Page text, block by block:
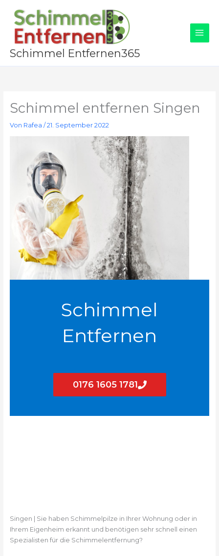
Inhalt
springen
Schimmel Entfernen365
Schimmel entfernen Singen
Von Rafea /21. September 2022
Schimmel
Entfernen
0176 1605 1781
Singen | Sie haben Schimmelpilze in Ihrer Wohnung oder in
Ihrem Eigenheim erkannt und benötigen sehr schnell einen
Spezialisten für die Schimmelentfernung?